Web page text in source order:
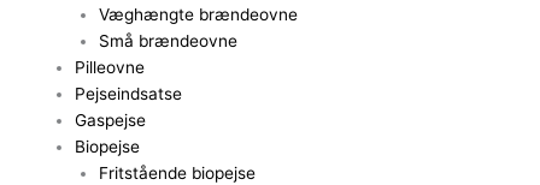
Væghængte brændeovne
Små brændeovne
Pilleovne
Pejseindsatse
Gaspejse
Biopejse
Fritstående biopejse